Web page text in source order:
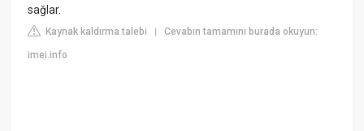
sağlar.
Kaynak kaldırma talebi |Cevabın tamamını burada okuyun:
imei.info